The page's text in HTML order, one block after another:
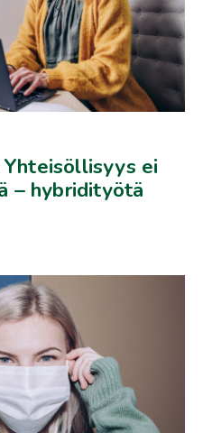
ei
– hybridityötä